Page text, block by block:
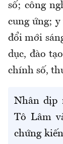
số; công
cung ứng; y
đổi mới
dục, đào
chính số,
Nhân dịp
Tô Lâm
chứng